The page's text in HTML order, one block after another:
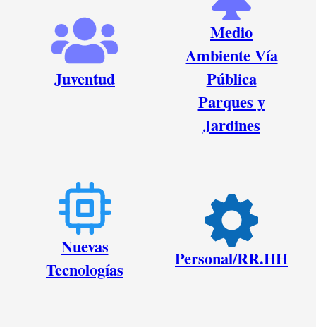
Juventud
Medio
Ambiente Vía
Pública
Parques y
Jardines
Nuevas
Tecnologías
Personal/RR.HH